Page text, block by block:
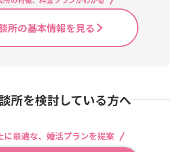
ner.jp/ 当相談所はあなたの婚活を応
援しています❣
しょう‼ホームページ https://www.k
k-bestpartner.jp/ 当相談所はあなた
りになるということではありませ
ん。時間がない時は、そのことを相
手に伝え、時間が取れるときにLINE
や電話でお話すればいいことです。
にされていない」と感じ、「信頼で
と、お相手に対して「コミュニケー
を信じて入会してくださった方々、
成婚された方々のおかげだと感謝し
ております。今後とも、現在活動し
ておられる会員様はもちろん、これ
021年も1月15日、もう半月が過ぎま
瞬間を悔いのないように精一杯生き
所の基本情報を見る
所を検討している方へ
に最適な、婚活プランを提案